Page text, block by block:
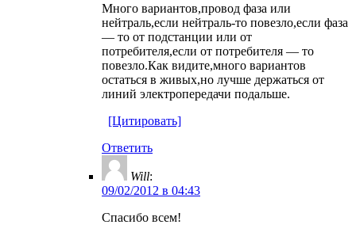
Много вариантов,провод фаза или
нейтраль,если нейтраль-то повезло,если фаза
— то от подстанции или от
потребителя,если от потребителя — то
повезло.Как видите,много вариантов
остаться в живых,но лучше держаться от
линий электропередачи подальше.
[Цитировать]
Ответить
Will:
09/02/2012 в 04:43
Спасибо всем!